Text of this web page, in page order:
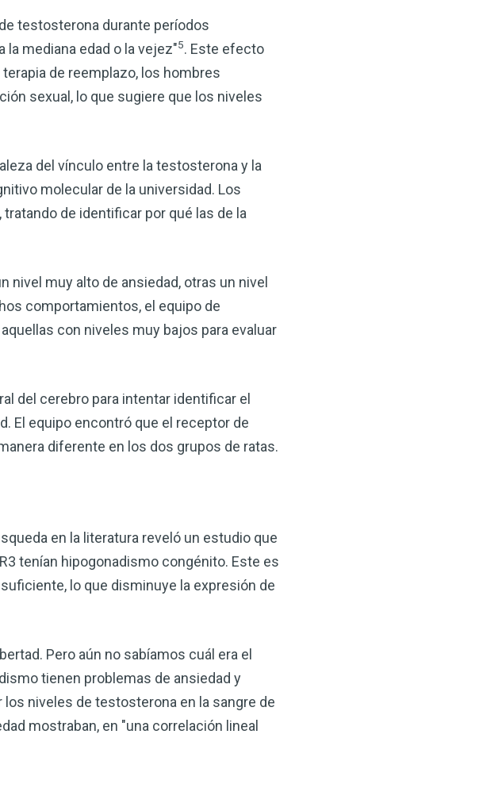
testosterona durante períodos
mediana edad o la vejez"5. Este efecto
de reemplazo, los hombres
sexual, lo que sugiere que los niveles
del vínculo entre la testosterona y la
molecular de la universidad. Los
de identificar por qué las de la
nivel muy alto de ansiedad, otras un nivel
comportamientos, el equipo de
con niveles muy bajos para evaluar
del cerebro para intentar identificar el
El equipo encontró que el receptor de
diferente en los dos grupos de ratas.
en la literatura reveló un estudio que
tenían hipogonadismo congénito. Este es
lo que disminuye la expresión de
Pero aún no sabíamos cuál era el
tienen problemas de ansiedad y
niveles de testosterona en la sangre de
mostraban, en "una correlación lineal